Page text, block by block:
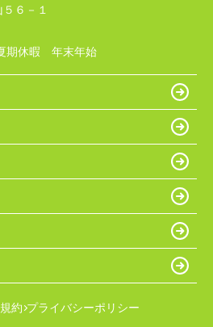
６－１
期休暇 年末年始
約 プライバシーポリシー